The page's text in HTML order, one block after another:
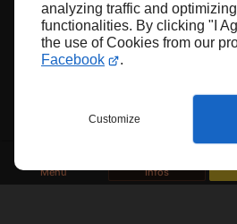
analyzing traffic and
functionalities. By clicking "I
the use of Cookies from our
Facebook
.
Customize
Menu Infos